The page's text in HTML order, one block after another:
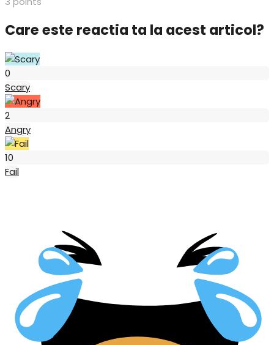
Care este reactia ta la acest articol?
0
Scary
2
Angry
10
Fail